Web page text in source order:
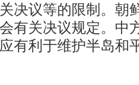
决议等的限制。朝
有关决议规定。中
有利于维护半岛和